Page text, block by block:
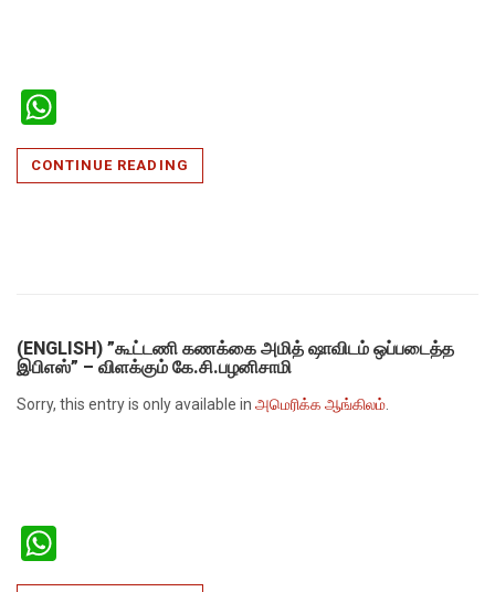
CONTINUE READING
(ENGLISH) ”கூட்டணி கணக்கை அமித் ஷாவிடம் ஒப்படைத்த
இபிஎஸ்” – விளக்கும் கே.சி.பழனிசாமி
Sorry, this entry is only available in அமெரிக்க ஆங்கிலம்